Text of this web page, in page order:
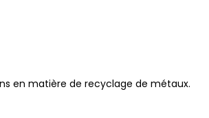
en matière de recyclage de métaux.